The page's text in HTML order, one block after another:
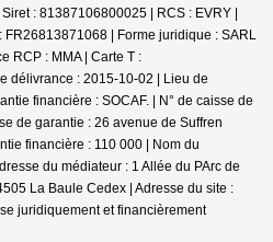
: 81387106800025 | RCS : EVRY |
FR26813871068 | Forme juridique : SARL
RCP : MMA | Carte T :
délivrance : 2015-10-02 | Lieu de
financière : SOCAF. | N° de caisse de
de garantie : 26 avenue de Suffren
financière : 110 000 | Nom du
du médiateur : 1 Allée du PArc de
La Baule Cedex | Adresse du site :
juridiquement et financièrement